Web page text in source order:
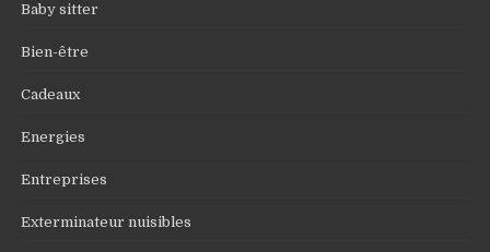
Baby sitter
Bien-être
Cadeaux
Energies
Entreprises
Exterminateur nuisibles